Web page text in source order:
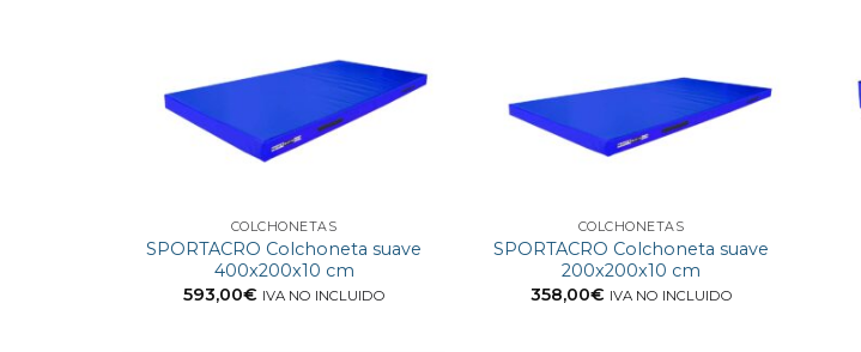
COLCHONETAS
SPORTACRO Colchoneta suave
400x200x10 cm
593,00€ IVA NO INCLUIDO
COLCHONETAS
SPORTACRO Colchoneta suave
200x200x10 cm
358,00€ IVA NO INCLUIDO